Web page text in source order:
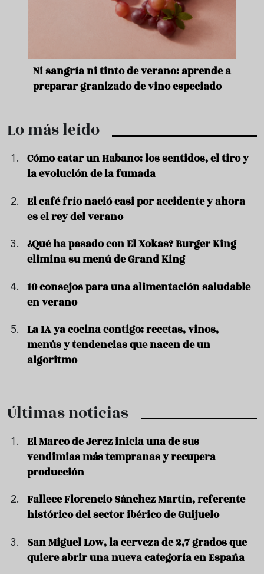
Ni sangría ni tinto de verano: aprende a
preparar granizado de vino especiado
Lo más leído
Cómo catar un Habano: los sentidos, el tiro y
la evolución de la fumada
El café frío nació casi por accidente y ahora
es el rey del verano
¿Qué ha pasado con El Xokas? Burger King
elimina su menú de Grand King
10 consejos para una alimentación saludable
en verano
La IA ya cocina contigo: recetas, vinos,
menús y tendencias que nacen de un
algoritmo
Últimas noticias
El Marco de Jerez inicia una de sus
vendimias más tempranas y recupera
producción
Fallece Florencio Sánchez Martín, referente
histórico del sector ibérico de Guijuelo
San Miguel Low, la cerveza de 2,7 grados que
quiere abrir una nueva categoría en España